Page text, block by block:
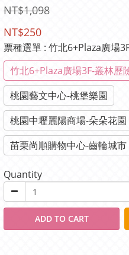
NT$1,098
NT$250
票種選單 : 竹北6+Plaza廣場
竹北6+Plaza廣場3F-叢林歷
桃園藝文中心-桃堡樂園
桃園中壢麗陽商場-朵朵花園
苗栗尚順購物中心-齒輪城市
Quantity
ADD TO CART